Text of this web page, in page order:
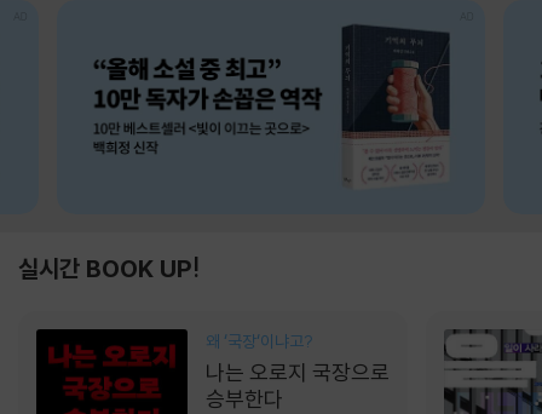
실시간 BOOK UP!
왜 ‘국장‘이냐고?
나는 오로지 국장으로
승부한다